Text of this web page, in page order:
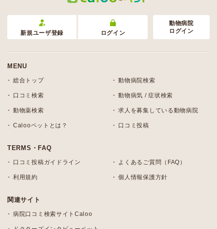
新規ユーザ登録 ログイン
動物病院
ログイン
MENU
総合トップ 動物病院検索
口コミ検索 動物病気 / 症状検索
動物薬検索 求人を募集している動物病院
Calooペットとは？ 口コミ投稿
TERMS・FAQ
口コミ投稿ガイドライン よくあるご質問（FAQ）
利用規約 個人情報保護方針
関連サイト
病院口コミ検索サイトCaloo